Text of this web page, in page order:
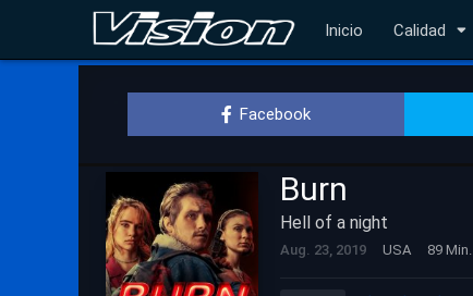
Inicio Calidad
Facebook
Burn
Hell of a night
Aug. 23, 2019 USA 89 Min.